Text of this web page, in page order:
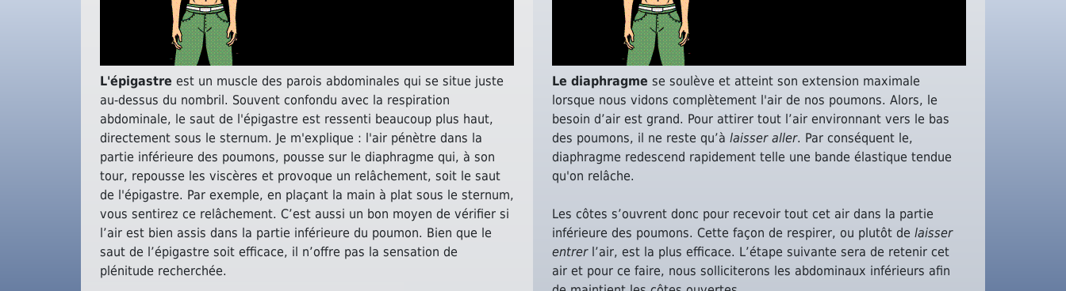
L'épigastre est un muscle des parois abdominales qui se situe juste
au-dessus du nombril. Souvent confondu avec la respiration
abdominale, le saut de l'épigastre est ressenti beaucoup plus haut,
directement sous le sternum. Je m'explique : l'air pénètre dans la
partie inférieure des poumons, pousse sur le diaphragme qui, à son
tour, repousse les viscères et provoque un relâchement, soit le saut
de l'épigastre. Par exemple, en plaçant la main à plat sous le sternum,
vous sentirez ce relâchement. C’est aussi un bon moyen de vérifier si
l’air est bien assis dans la partie inférieure du poumon. Bien que le
saut de l’épigastre soit efficace, il n’offre pas la sensation de
plénitude recherchée.
Le diaphragme se soulève et atteint son extension maximale
lorsque nous vidons complètement l'air de nos poumons. Alors, le
besoin d’air est grand. Pour attirer tout l’air environnant vers le bas
des poumons, il ne reste qu’à laisser aller. Par conséquent le,
diaphragme redescend rapidement telle une bande élastique tendue
qu'on relâche.
Les côtes s’ouvrent donc pour recevoir tout cet air dans la partie
inférieure des poumons. Cette façon de respirer, ou plutôt de laisser
entrerl’air, est la plus efficace. L’étape suivante sera de retenir cet
air et pour ce faire, nous solliciterons les abdominaux inférieurs afin